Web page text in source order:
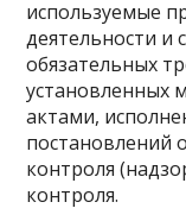
используемые
деятельности и
обязательных
установленных
актами,
постановлений
контроля
контроля.